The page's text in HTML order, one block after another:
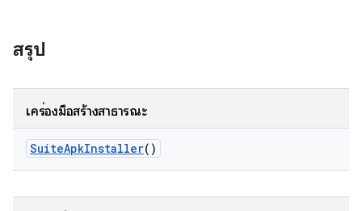
สรุป
เครื่องมือสร้างสาธารณะ
SuiteApkInstaller()